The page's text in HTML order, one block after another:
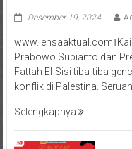
Desember 19, 2024
Prabowo Subianto dan
Fattah El-Sisi tiba-tiba
konflik di Palestina. Seruan
Selengkapnya